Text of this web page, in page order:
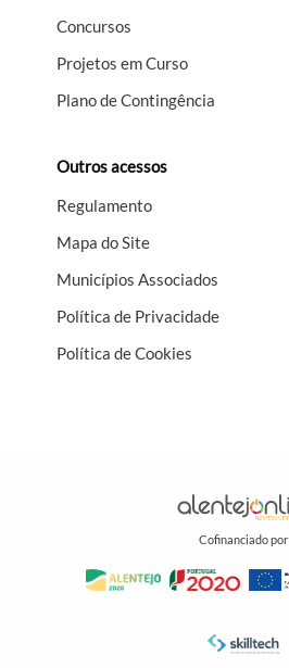
Concursos
Projetos em Curso
Plano de Contingência
Outros acessos
Regulamento
Mapa do Site
Municípios Associados
Política de Privacidade
Política de Cookies
Cofinanciado por